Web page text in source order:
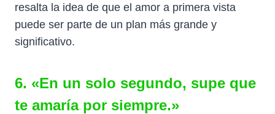
resalta la idea de que el amor a primera vista
puede ser parte de un plan más grande y
significativo.
6. «En un solo segundo, supe que
te amaría por siempre.»